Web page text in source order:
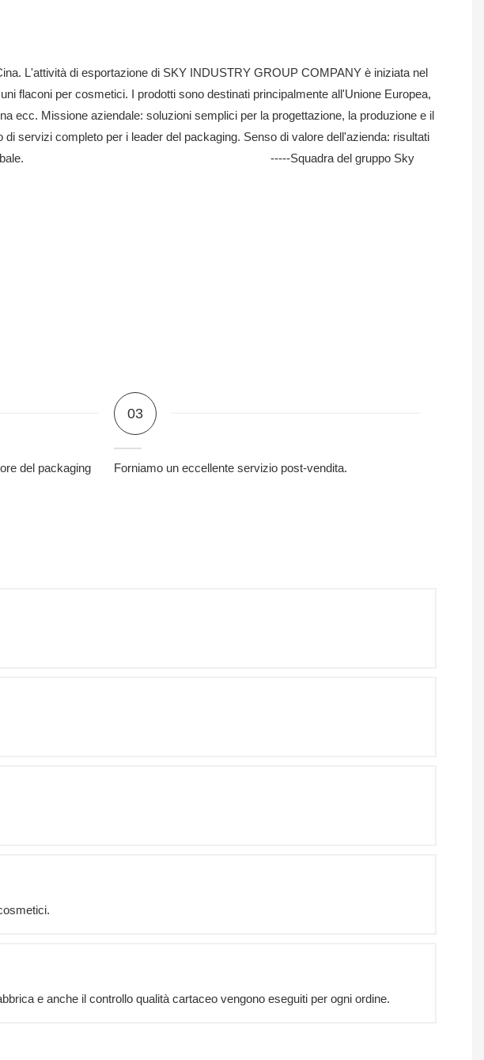
L'attività di esportazione di SKY INDUSTRY GROUP COMPANY è iniziata nel
flaconi per cosmetici. I prodotti sono destinati principalmente all'Unione Europea,
ecc. Missione aziendale: soluzioni semplici per la progettazione, la produzione e il
servizi completo per i leader del packaging. Senso di valore dell'azienda: risultati
team aziendale globale. -----Squadra del gruppo Sky
del packaging
03
Forniamo un eccellente servizio post-vendita.
e anche il controllo qualità cartaceo vengono eseguiti per ogni ordine.